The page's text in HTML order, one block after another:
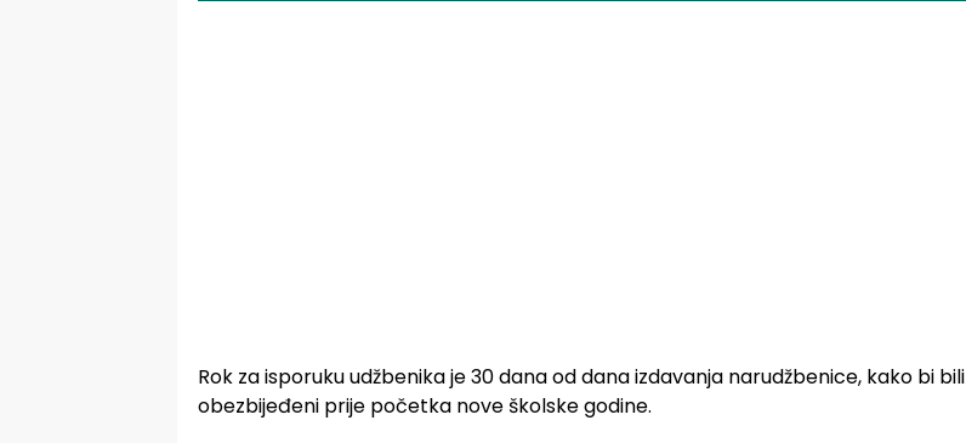
Rok za isporuku udžbenika je 30 dana od dana izdavanja narudžbenice, kako bi bili
obezbijeđeni prije početka nove školske godine.